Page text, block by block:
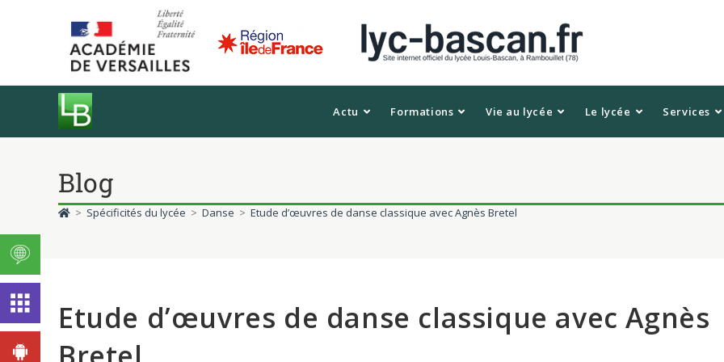
Actu Formations Vie au lycée Le lycée Services
Blog
> Spécificités du lycée > Danse > Etude d’œuvres de danse classique avec Agnès Bretel
Etude d’œuvres de danse classique avec Agnès